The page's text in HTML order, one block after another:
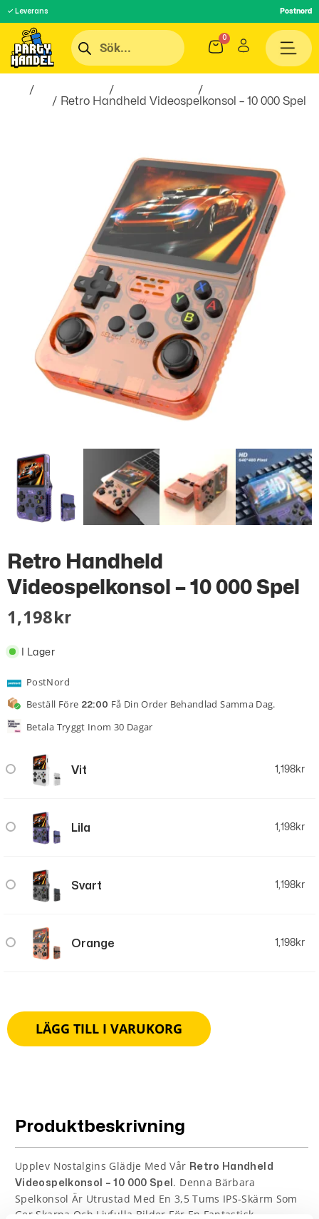
✓ Leverans Postnord
/ / /
/ Retro Handheld Videospelkonsol – 10 000 Spel
Retro Handheld
Videospelkonsol – 10 000 Spel
1,198 Kr
I Lager
PostNord
Beställ Före 22:00 Få Din Order Behandlad Samma Dag.
Betala Tryggt Inom 30 Dagar
Vit 1,198kr
Lila 1,198kr
Svart 1,198kr
Orange 1,198kr
LÄGG TILL I VARUKORG
Produktbeskrivning
Upplev Nostalgins Glädje Med Vår Retro Handheld
Videospelkonsol – 10 000 Spel . Denna Bärbara
Spelkonsol Är Utrustad Med En 3,5 Tums IPS-Skärm Som
Ger Skarpa Och Livfulla Bilder För En Fantastisk